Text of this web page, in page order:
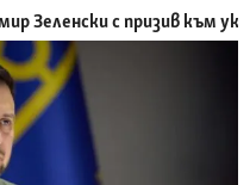
Зеленски с призив към